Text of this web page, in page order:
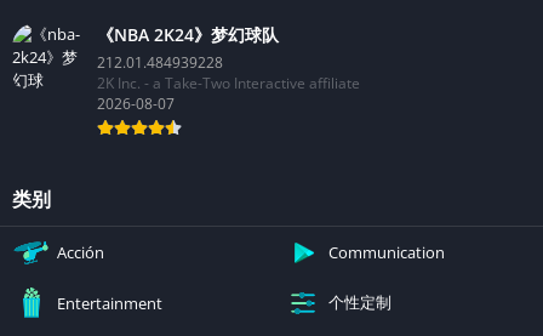
《NBA 2K24》梦幻球队
212.01.484939228
2K Inc. - a Take-Two Interactive affiliate
2026-08-07
类别
Acción Communication
Entertainment 个性定制